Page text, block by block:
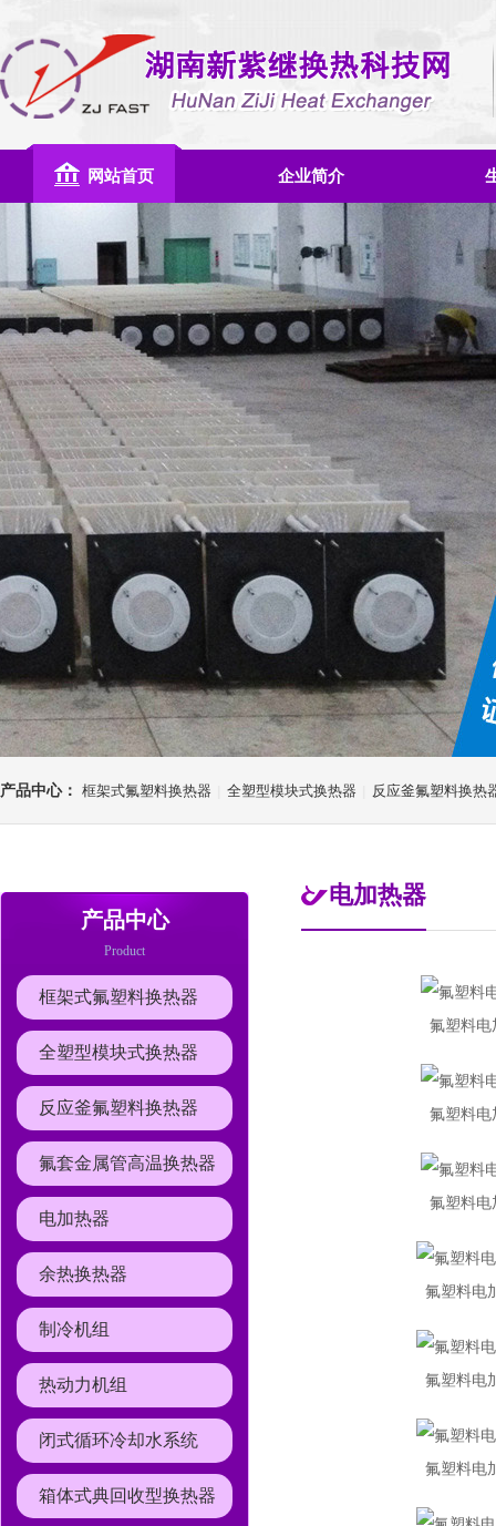
网站首页 企业简介
产品中心： 框架式氟塑料换热器 全塑型模块式换热器 反应釜氟塑料换热
产品中心
Product
框架式氟塑料换热器
全塑型模块式换热器
反应釜氟塑料换热器
氟套金属管高温换热器
电加热器
余热换热器
制冷机组
热动力机组
闭式循环冷却水系统
箱体式典回收型换热器
电加热器
氟塑料电
氟塑料电
氟塑料电
氟塑料电
氟塑料电
氟塑料电